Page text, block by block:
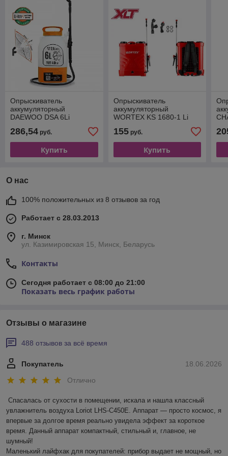
Опрыскиватель
аккумуляторный
DAEWOO DSA 6Li
286,54 руб.
Купить
Опрыскиватель
аккумуляторный
WORTEX KS 1680-1 Li
155руб.
Купить
О нас
100% положительных из 8 отзывов за год
Работает с 28.03.2013
г. Минск
ул. Казимировская 15, Минск, Беларусь
Контакты
Сегодня работает с 08:00 до 21:00
Показать весь график работы
Отзывы о магазине
488 отзывов за всё время
18.06.2026
Покупатель
Отлично
Спасалась от сухости в помещении, искала и нашла классный
увлажнитель воздуха Loriot LHS-C450E. Аппарат — просто космос, я
впервые за долгое время реально увидела эффект за короткое
время. Данный аппарат компактный, стильный и, главное, не
шумный!
Маленький лайфхак для покупателей: прибор выдает не мощный, но